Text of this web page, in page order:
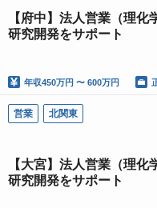
【府中】法人営業（理
研究開発をサポート
年収450万円 〜 600万円
営業 北関東
【大宮】法人営業（理
研究開発をサポート